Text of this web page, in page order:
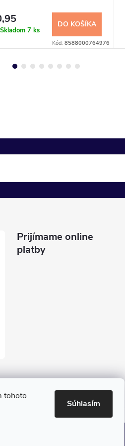
tohoto
Súhlasím
Skladom 7 ks
DO KOŠÍKA
Kód: 8588000764976
Prijímame online
platby